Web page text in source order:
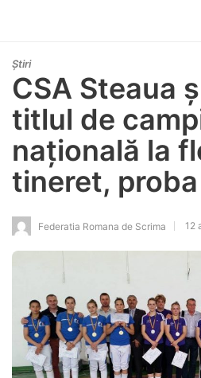
Știri
CSA Steaua
titlul de
națională la
tineret,
Federatia Romana de Scrima 12